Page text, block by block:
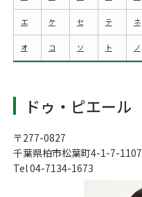
エ ケ セ テ ネ
オ コ ソ ト ノ
ドゥ・ピエール
〒277-0827
千葉県柏市松葉町4-1-7-1107
Tel 04-7134-1673